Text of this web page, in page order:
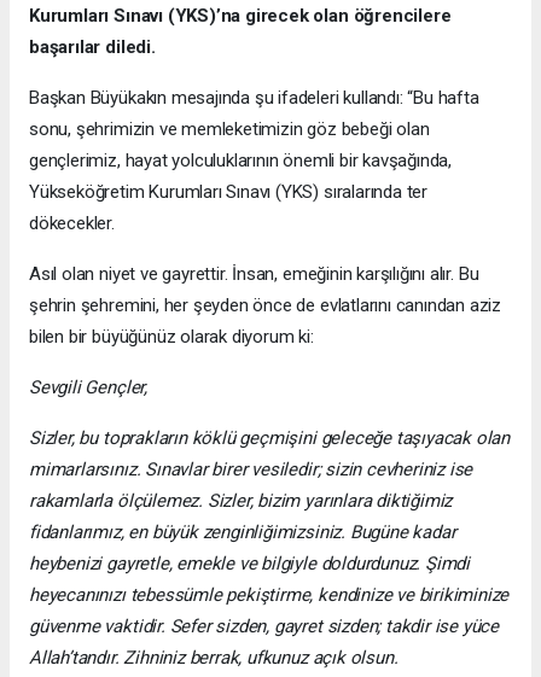
Kurumları Sınavı (YKS)’na girecek olan öğrencilere
başarılar diledi.
Başkan Büyükakın mesajında şu ifadeleri kullandı: “Bu hafta
sonu, şehrimizin ve memleketimizin göz bebeği olan
gençlerimiz, hayat yolculuklarının önemli bir kavşağında,
Yükseköğretim Kurumları Sınavı (YKS) sıralarında ter
dökecekler.
Asıl olan niyet ve gayrettir. İnsan, emeğinin karşılığını alır. Bu
şehrin şehremini, her şeyden önce de evlatlarını canından aziz
bilen bir büyüğünüz olarak diyorum ki:
Sevgili Gençler,
Sizler, bu toprakların köklü geçmişini geleceğe taşıyacak olan
mimarlarsınız. Sınavlar birer vesiledir; sizin cevheriniz ise
rakamlarla ölçülemez. Sizler, bizim yarınlara diktiğimiz
fidanlarımız, en büyük zenginliğimizsiniz. Bugüne kadar
heybenizi gayretle, emekle ve bilgiyle doldurdunuz. Şimdi
heyecanınızı tebessümle pekiştirme, kendinize ve birikiminize
güvenme vaktidir. Sefer sizden, gayret sizden; takdir ise yüce
Allah’tandır. Zihniniz berrak, ufkunuz açık olsun.